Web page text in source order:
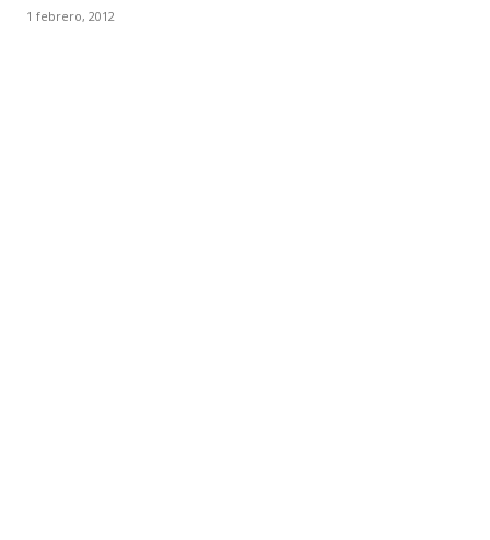
1 febrero, 2012